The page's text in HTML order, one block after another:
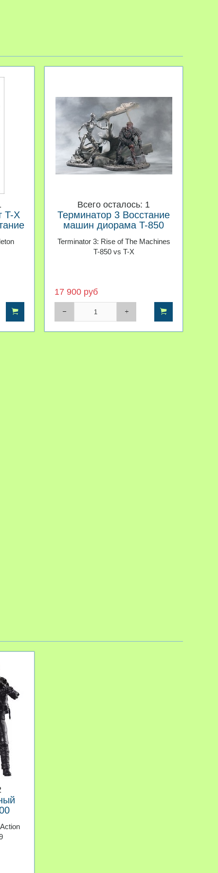
T-X
Всего осталось: 1
Терминатор 3 Восстание
машин диорама T-850
Terminator 3: Rise of The Machines
T-850 vs T-X
17 900 руб